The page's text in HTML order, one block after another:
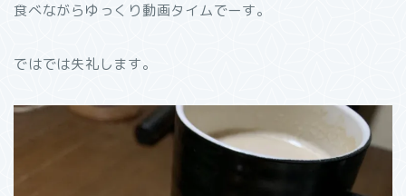
食べながらゆっくり動画タイムでーす。
ではでは失礼します。